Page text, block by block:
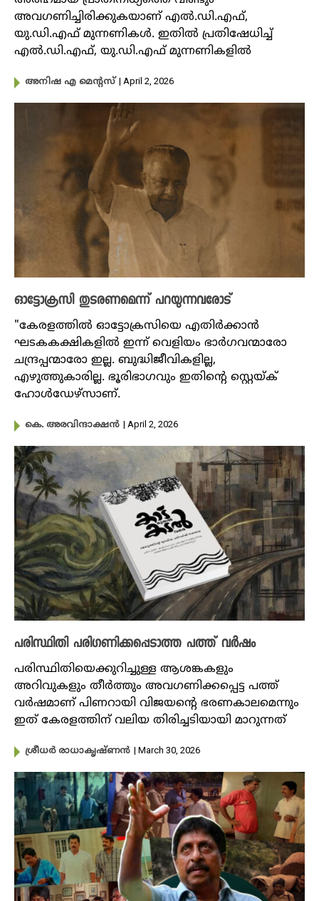
അവഗണിച്ചിരിക്കുകയാണ് എൽ.ഡി.എഫ്,
യു.ഡി.എഫ് മുന്നണികൾ. ഇതിൽ പ്രതിഷേധിച്ച്
എൽ.ഡി.എഫ്, യു.ഡി.എഫ് മുന്നണികളിൽ
അനിഷ എ മെന്റസ് | April 2, 2026
ഓട്ടോക്രസി തുടരണമെന്ന് പറയുന്നവരോട്
"കേരളത്തിൽ ഓട്ടോക്രസിയെ എതിർക്കാൻ
ഘടകകക്ഷികളിൽ ഇന്ന് വെളിയം ഭാർഗവന്മാരോ
ചന്ദ്രപ്പന്മാരോ ഇല്ല. ബുദ്ധിജീവികളില്ല,
എഴുത്തുകാരില്ല. ഭൂരിഭാഗവും ഇതിന്റെ സ്റ്റെയ്ക്
ഹോൾഡേഴ്സാണ്.
കെ. അരവിന്ദാക്ഷൻ | April 2, 2026
പരിസ്ഥിതി പരി​ഗണിക്കപ്പെടാത്ത പത്ത് വ‍ർഷം
പരിസ്ഥിതിയെക്കുറിച്ചുള്ള ആശങ്കകളും
അറിവുകളും തീർത്തും അവ​ഗണിക്കപ്പെട്ട പത്ത്
വ‍ർഷമാണ് പിണറായി വിജയന്റെ ഭരണകാലമെന്നും
ഇത് കേരളത്തിന് വലിയ തിരിച്ചടിയായി മാറുന്നത്
ശ്രീധ‍ർ രാധാകൃഷ്ണൻ | March 30, 2026